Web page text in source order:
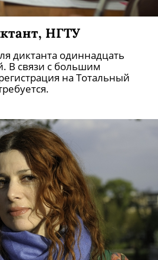
НГТУ
диктанта одиннадцать
В связи с большим
на Тотальный